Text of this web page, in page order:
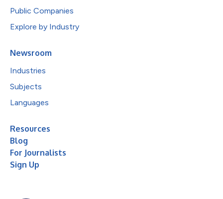
Public Companies
Explore by Industry
Newsroom
Industries
Subjects
Languages
Resources
Blog
For Journalists
Sign Up